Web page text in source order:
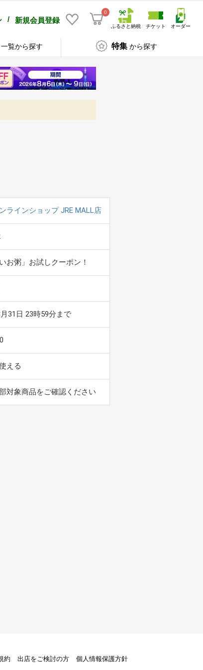
/ 新規会員登録
0
ふるさと納税 チケット オーダー
一覧から探す 特集 から探す
ラインショップ JRE MALL店
お粥」お試しクーポン！
31日 23時59分まで
える
対象商品をご確認ください
約 出店をご検討の方 個人情報保護方針